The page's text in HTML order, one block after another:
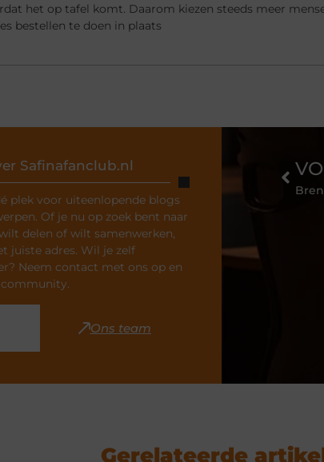
het op tafel komt. Daarom kiezen steeds meer
bestellen te doen in plaats
Safinafanclub.nl
plek voor uiteenlopende blogs
Of je nu op zoek bent naar
delen of wilt samenwerken,
juiste adres. Wil je zelf
Neem contact met ons op en
Ons team
Gerelateerde